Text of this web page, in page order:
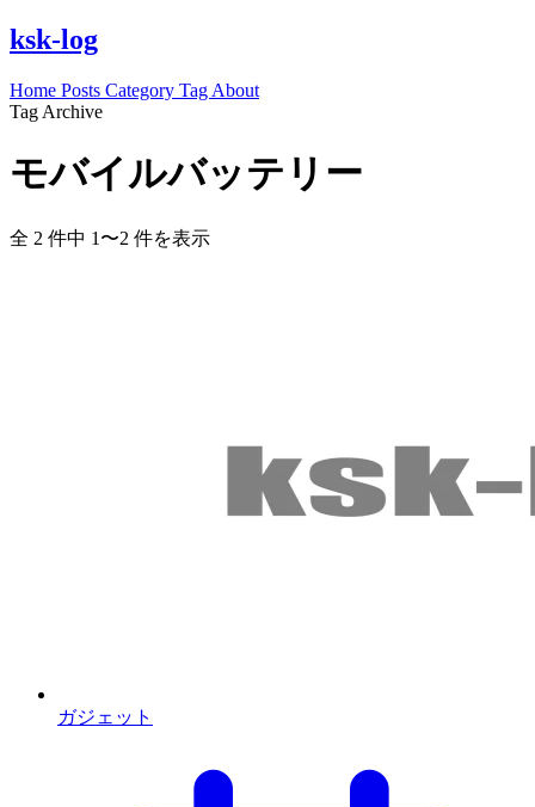
ksk-log
Home Posts Category Tag About
Tag Archive
モバイルバッテリー
全 2 件中 1〜2 件を表示
ガジェット